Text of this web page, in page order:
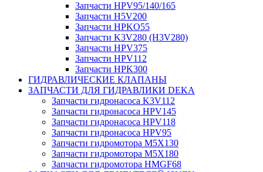
Запчасти HPV95/140/165
Запчасти H5V200
Запчасти HPKO55
Запчасти K3V280 (H3V280)
Запчасти HPV375
Запчасти HPV112
Запчасти HPK300
ГИДРАВЛИЧЕСКИЕ КЛАПАНЫ
ЗАПЧАСТИ ДЛЯ ГИДРАВЛИКИ DEKA
Запчасти гидронасоса K3V112
Запчасти гидронасоса HPV145
Запчасти гидронасоса HPV118
Запчасти гидронасоса HPV95
Запчасти гидромотора M5X130
Запчасти гидромотора M5X180
Запчасти гидромотора HMGF68